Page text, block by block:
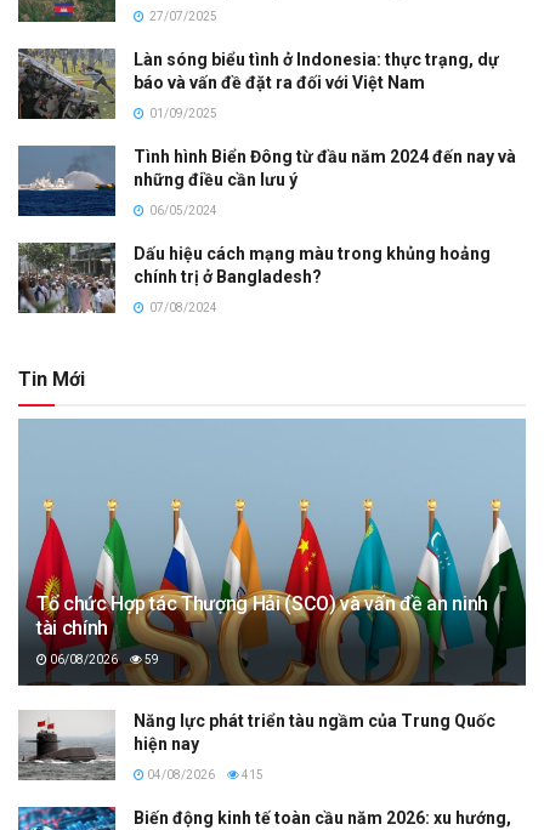
27/07/2025
Làn sóng biểu tình ở Indonesia: thực trạng, dự
báo và vấn đề đặt ra đối với Việt Nam
01/09/2025
Tình hình Biển Đông từ đầu năm 2024 đến nay và
những điều cần lưu ý
06/05/2024
Dấu hiệu cách mạng màu trong khủng hoảng
chính trị ở Bangladesh?
07/08/2024
Tin Mới
Tổ chức Hợp tác Thượng Hải (SCO) và vấn đề an ninh
tài chính
06/08/2026 59
Năng lực phát triển tàu ngầm của Trung Quốc
hiện nay
04/08/2026 415
Biến động kinh tế toàn cầu năm 2026: xu hướng,